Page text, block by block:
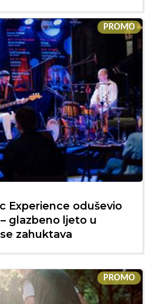
PROMO
Experience oduševio
glazbeno ljeto u
zahuktava
PROMO